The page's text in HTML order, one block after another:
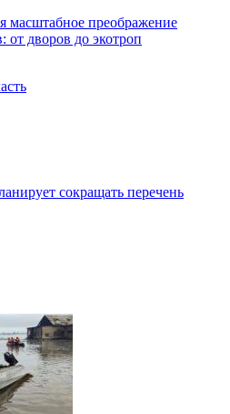
масштабное преображение
от дворов до экотроп
сокращать перечень